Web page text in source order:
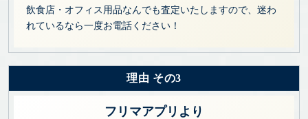
飲食店・オフィス用品なんでも査定いたしますので、迷わ
れているなら一度お電話ください！
理由 その3
フリマアプリより